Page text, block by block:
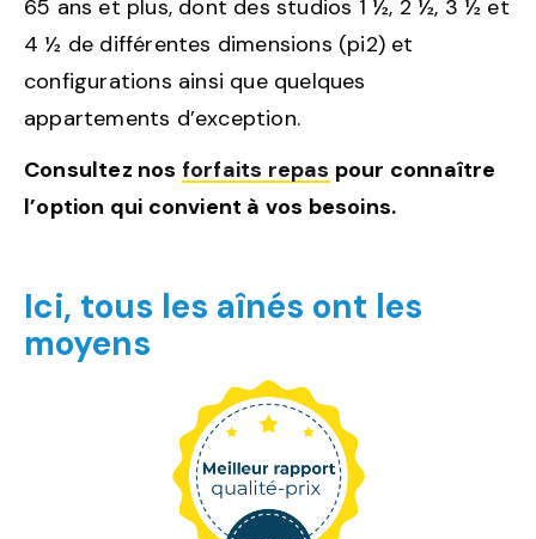
65 ans et plus, dont des studios 1 ½, 2 ½, 3 ½ et
4 ½ de différentes dimensions (pi2) et
configurations ainsi que quelques
appartements d’exception.
Consultez nos forfaits repas pour connaître
l’option qui convient à vos besoins.
Ici, tous les aînés ont les
moyens